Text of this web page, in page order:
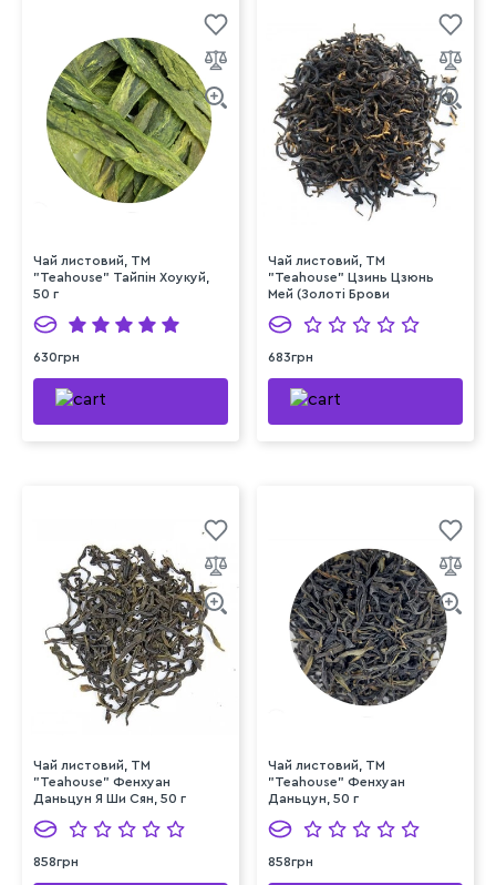
Чай листовий, ТМ
"Teahouse" Тайпін Хоукуй,
50 г
630грн
Чай листовий, ТМ
"Teahouse" Цзинь Цзюнь
Мей (Золоті Брови
683грн
Чай листовий, ТМ
"Teahouse" Фенхуан
Даньцун Я Ши Сян, 50 г
858грн
Чай листовий, ТМ
"Teahouse" Фенхуан
Даньцун, 50 г
858грн